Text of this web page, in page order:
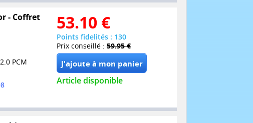
- Coffret
PCM
53.10 €
Points fidelités : 130
Prix conseillé : 59.95 €
Article disponible